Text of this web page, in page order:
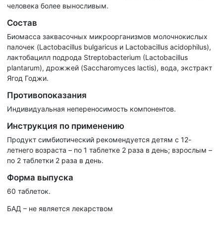
человека более выносливым.
Состав
Биомасса заквасочных микроорганизмов молочнокислых
палочек (Lactobacillus bulgaricus и Lactobacillus acidophilus),
лактобацилл подрода Streptobacterium (Lactobacillus
plantarum), дрожжей (Saccharomyces lactis), вода, экстракт
Ягод Годжи.
Противопоказания
Индивидуальная непереносимость компонентов.
Инструкция по применению
Продукт симбиотический рекомендуется детям с 12-
летнего возраста – по 1 таблетке 2 раза в день; взрослым –
по 2 таблетки 2 раза в день.
Форма выпуска
60 таблеток.
БАД – не является лекарством